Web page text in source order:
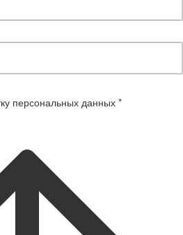
персональных данных *